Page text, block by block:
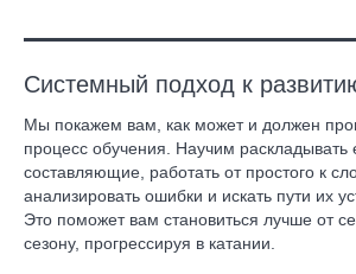
Системный подход к
Мы покажем вам, как может и должен
процесс обучения. Научим раскладывать
составляющие, работать от простого к
анализировать ошибки и искать пути их
Это поможет вам становиться лучше от
сезону, прогрессируя в катании.